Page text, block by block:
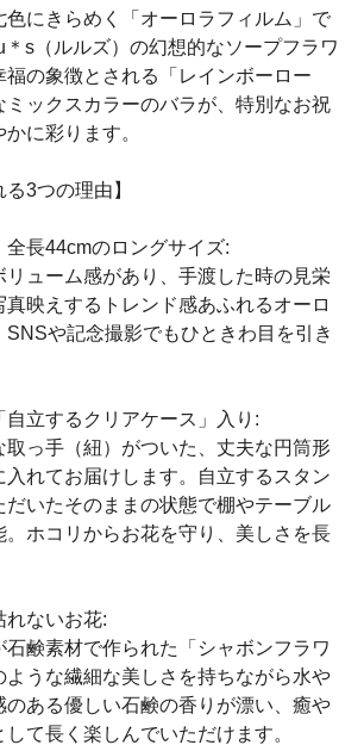
色にきらめく「オーロラフィルム」で
s（ルルズ）の幻想的なソープフラワ
福の象徴とされる「レインボーロー
ミックスカラーのバラが、特別なお祝
に彩ります。
る3つの理由】
長44cmのロングサイズ:
リューム感があり、手渡した時の見栄
真映えするトレンド感あふれるオーロ
SNSや記念撮影でもひときわ目を引き
立するクリアケース」入り:
取っ手（紐）がついた、丈夫な円筒形
入れてお届けします。自立するスタン
だいたそのままの状態で棚やテーブル
。ホコリからお花を守り、美しさを長
れないお花:
鹸素材で作られた「シャボンフラワ
ような繊細な美しさを持ちながら水や
のある優しい石鹸の香りが漂い、癒や
て長く楽しんでいただけます。